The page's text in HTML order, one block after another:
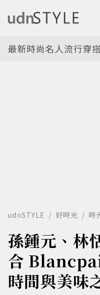
最新時尚名人流行穿
udnSTYLE 好時光 時
孫鍾元、林
合
時間與美味